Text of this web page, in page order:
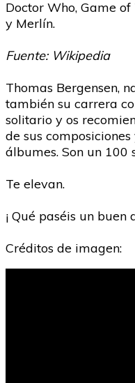
Doctor Who, Game
y Merlín.
Fuente: Wikipedia
Thomas Bergensen,
también su carrera
solitario y os
de sus
álbumes. Son un 100
Te elevan.
¡ Qué paséis un buen
Créditos de imagen: